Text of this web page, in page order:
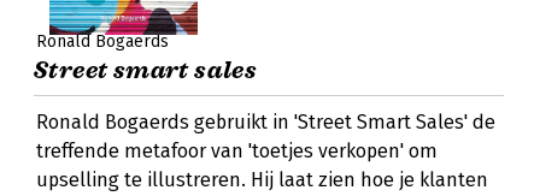
Ronald Bogaerds
Street smart sales
Ronald Bogaerds gebruikt in 'Street Smart Sales' de
treffende metafoor van 'toetjes verkopen' om
upselling te illustreren. Hij laat zien hoe je klanten